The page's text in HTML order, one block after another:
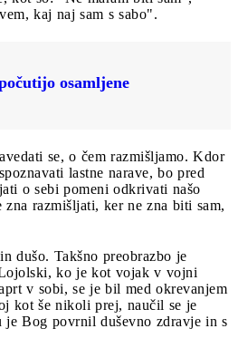
kaj naj sam s sabo".
osamljene
se, o čem razmišljamo. Kdor
lastne narave, bo pred
o sebi pomeni odkrivati našo
razmišljati, ker ne zna biti sam,
dušo. Takšno preobrazbo je
ko je kot vojak v vojni
v sobi, se je bil med okrevanjem
kot še nikoli prej, naučil se je
je Bog povrnil duševno zdravje in s